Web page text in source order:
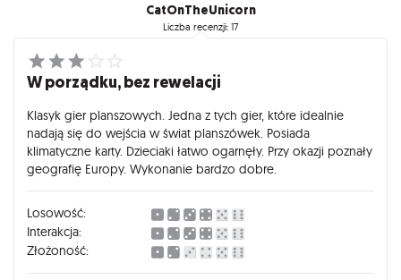
CatOnTheUnicorn
Liczba recenzji: 17
W porządku, bez rewelacji
Klasyk gier planszowych. Jedna z tych gier, które idealnie
nadają się do wejścia w świat planszówek. Posiada
klimatyczne karty. Dzieciaki łatwo ogarnęły. Przy okazji poznały
geografię Europy. Wykonanie bardzo dobre.
Losowość:
Interakcja:
Złożoność: